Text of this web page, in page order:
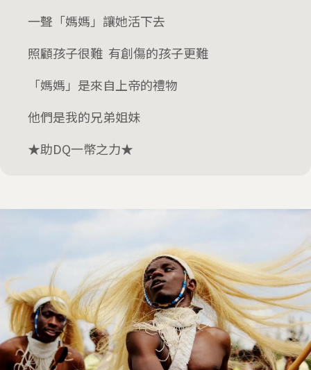
一聲「媽媽」讓她活下去
照顧孩子很難 有創傷的孩子更難
「媽媽」是來自上帝的禮物
他們是我的兄弟姐妹
★助DQ一幣之力★